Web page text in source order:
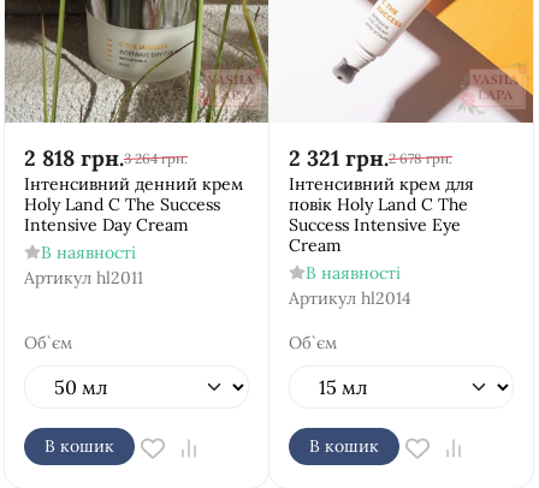
2 818 грн.3 264 грн.
Інтенсивний денний крем
Holy Land C The Success
Intensive Day Cream
В наявності
Артикул hl2011
Об`єм
В кошик
2 321 грн.2 678 грн.
Інтенсивний крем для
повік Holy Land C The
Success Intensive Eye
Cream
В наявності
Артикул hl2014
Об`єм
В кошик